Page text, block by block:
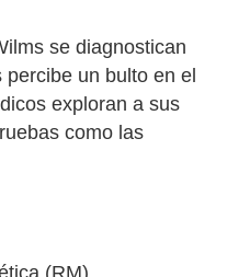
se diagnostican
un bulto en el
exploran a sus
como las
(RM)